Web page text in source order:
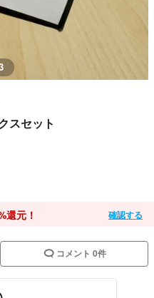
スセット
還元！ 確認する
コメント 0件